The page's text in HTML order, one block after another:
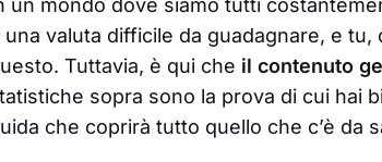
un mondo dove siamo tutti
una valuta difficile da guadagnare, e
Tuttavia, è qui che il contenuto
sopra sono la prova di cui hai
che coprirà tutto quello che c’è da